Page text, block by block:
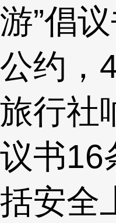
游”倡
公约，
旅行社
议书16
括安全